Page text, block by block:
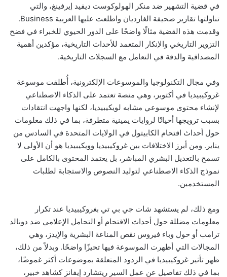
في قضية التشهير ضد منكر الهولوكوست ديفيد إيرفينغ، والتي
تناولتها تقارير صحيفة الغارديان واطلعت عليها العربية Business.
وقدمت هذه القضية مثالًا واضحًا على الدور الحيوي للخبراء في فضح
التزوير التاريخي والإنكار المتعمد للأحداث التاريخية، مؤكدين أهمية
المصداقية والدقة في التعامل مع السجلات التاريخية.
وفي مجال التكنولوجيا والموسوعات الإلكترونية، أُطلقت موسوعة
غروكيبيديا في أكتوبر، وهي منصة تعتمد على الذكاء الاصطناعي
لإنشاء محتوى موسوعي مشابه لويكيبيديا، لكنها واجهت انتقادات
بسبب ترويجها أحيانًا لروايات يمينية متطرفة، بما في ذلك معلومات
حول أحداث اقتحام الكابيتول في الولايات المتحدة في السادس من
يناير. ومن أبرز الاختلافات بين غروكيبيديا وويكيبيديا هو أن الأولى لا
تسمح بالتعديل البشري المباشر، بل يعتمد المحتوى بالكامل على
نموذج الذكاء الاصطناعي لتوليد النصوص والاستجابة لطلبات
المستخدمين.
ومع ذلك، لم يستشهد شات جي بي تي بغروكيبيديا عند تكرار
معلومات مضللة حول أحداث الاقتحام أو التحامل الإعلامي ضد دونالد
ترامب أو حول وباء فيروس نقص المناعة البشرية والإيدز، وهي
المجالات التي أظهرت الموسوعة فيها تحيزًا واضحًا. وبدلاً من ذلك،
ظهر تأثير غروكيبيديا في الردود المتعلقة بموضوعات أكثر غموضًا،
بما في ذلك تفاصيل عن عمل السير ريتشارد إيفانز كشاهد خبير،